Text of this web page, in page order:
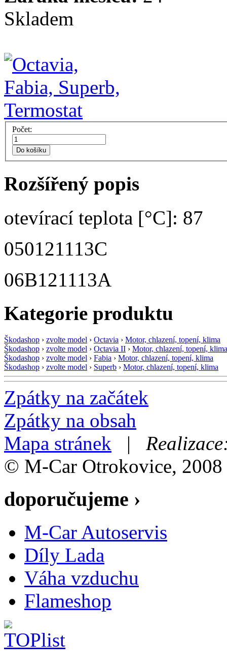
Skladem
Počet:
Do košíku
Rozšířený popis
otevírací teplota [°C]: 87
050121113C
06B121113A
Kategorie produktu
Škodashop › zvolte model › Octavia › Motor, chlazení, topení, klima
Škodashop › zvolte model › Octavia II › Motor, chlazení, topení, klima
Škodashop › zvolte model › Fabia › Motor, chlazení, topení, klima
Škodashop › zvolte model › Superb › Motor, chlazení, topení, klima
Zpátky na začátek
Zpátky na obsah
Mapa stránek |
© M-Car Otrokovice, 2008
doporučujeme ›
M-Car Autoservis
Díly Lada
Váha vzduchu
Flameshop